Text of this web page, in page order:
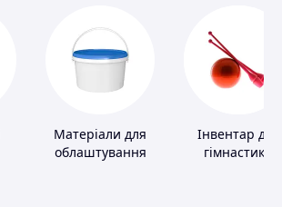
Матеріали для
облаштування
Інвентар для
гімнастики